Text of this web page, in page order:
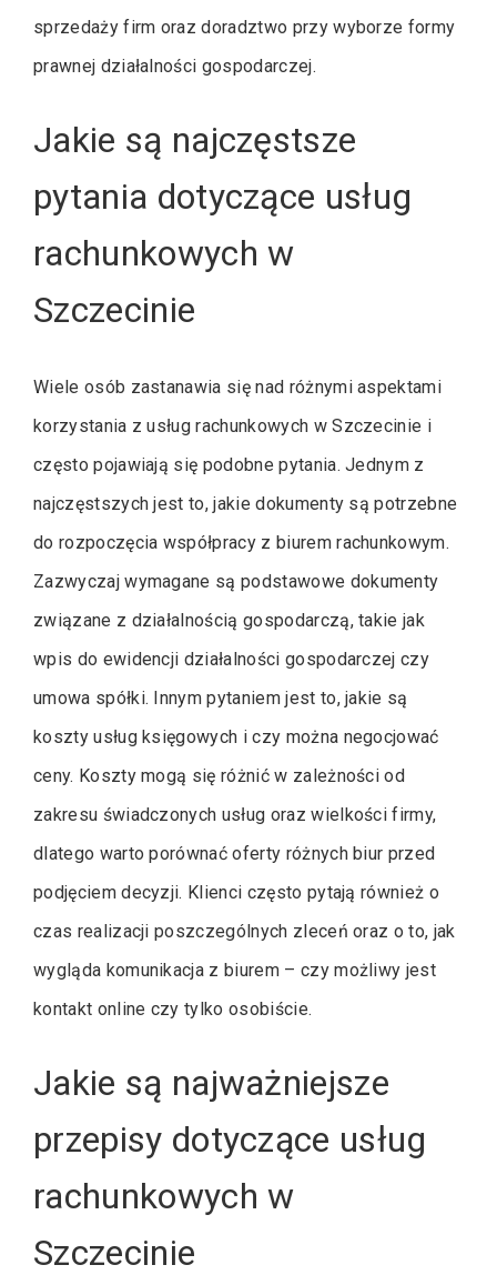
sprzedaży firm oraz doradztwo przy wyborze formy
prawnej działalności gospodarczej.
Jakie są najczęstsze
pytania dotyczące usług
rachunkowych w
Szczecinie
Wiele osób zastanawia się nad różnymi aspektami
korzystania z usług rachunkowych w Szczecinie i
często pojawiają się podobne pytania. Jednym z
najczęstszych jest to, jakie dokumenty są potrzebne
do rozpoczęcia współpracy z biurem rachunkowym.
Zazwyczaj wymagane są podstawowe dokumenty
związane z działalnością gospodarczą, takie jak
wpis do ewidencji działalności gospodarczej czy
umowa spółki. Innym pytaniem jest to, jakie są
koszty usług księgowych i czy można negocjować
ceny. Koszty mogą się różnić w zależności od
zakresu świadczonych usług oraz wielkości firmy,
dlatego warto porównać oferty różnych biur przed
podjęciem decyzji. Klienci często pytają również o
czas realizacji poszczególnych zleceń oraz o to, jak
wygląda komunikacja z biurem – czy możliwy jest
kontakt online czy tylko osobiście.
Jakie są najważniejsze
przepisy dotyczące usług
rachunkowych w
Szczecinie